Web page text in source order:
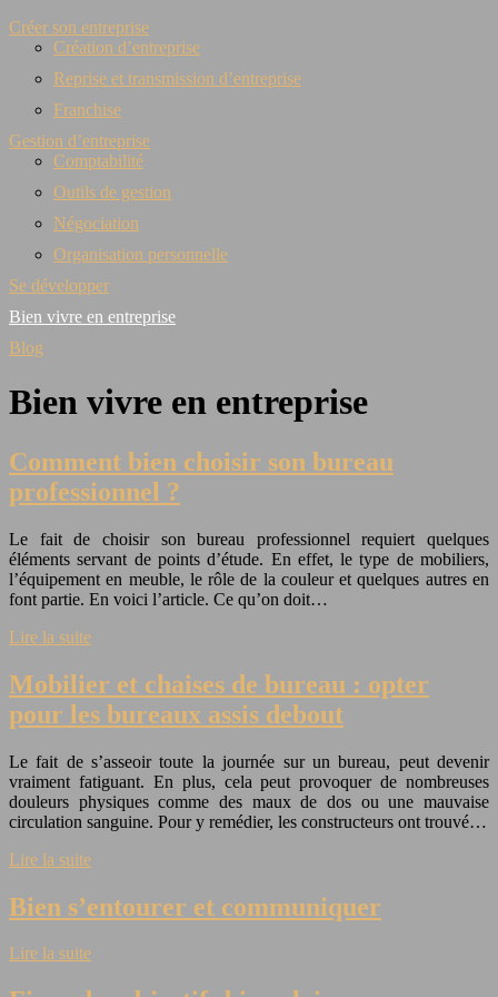
Créer son entreprise
Création d’entreprise
Reprise et transmission d’entreprise
Franchise
Gestion d’entreprise
Comptabilité
Outils de gestion
Négociation
Organisation personnelle
Se développer
Bien vivre en entreprise
Blog
Bien vivre en entreprise
Comment bien choisir son bureau
professionnel ?
Le fait de choisir son bureau professionnel requiert quelques
éléments servant de points d’étude. En effet, le type de mobiliers,
l’équipement en meuble, le rôle de la couleur et quelques autres en
font partie. En voici l’article. Ce qu’on doit…
Lire la suite
Mobilier et chaises de bureau : opter
pour les bureaux assis debout
Le fait de s’asseoir toute la journée sur un bureau, peut devenir
vraiment fatiguant. En plus, cela peut provoquer de nombreuses
douleurs physiques comme des maux de dos ou une mauvaise
circulation sanguine. Pour y remédier, les constructeurs ont trouvé…
Lire la suite
Bien s’entourer et communiquer
Lire la suite